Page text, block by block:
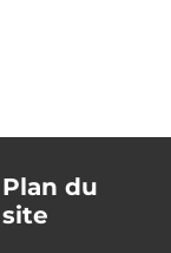
Plan du
site